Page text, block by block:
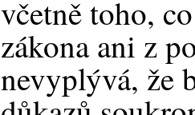
včetně toho,
zákona ani z
nevyplývá, že